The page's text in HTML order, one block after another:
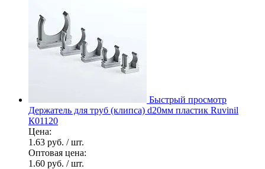
Быстрый просмотр
Держатель для труб (клипса) d20мм пластик Ruvinil
К01120
Цена:
1.63 руб. / шт.
Оптовая цена:
1.60 руб. / шт.